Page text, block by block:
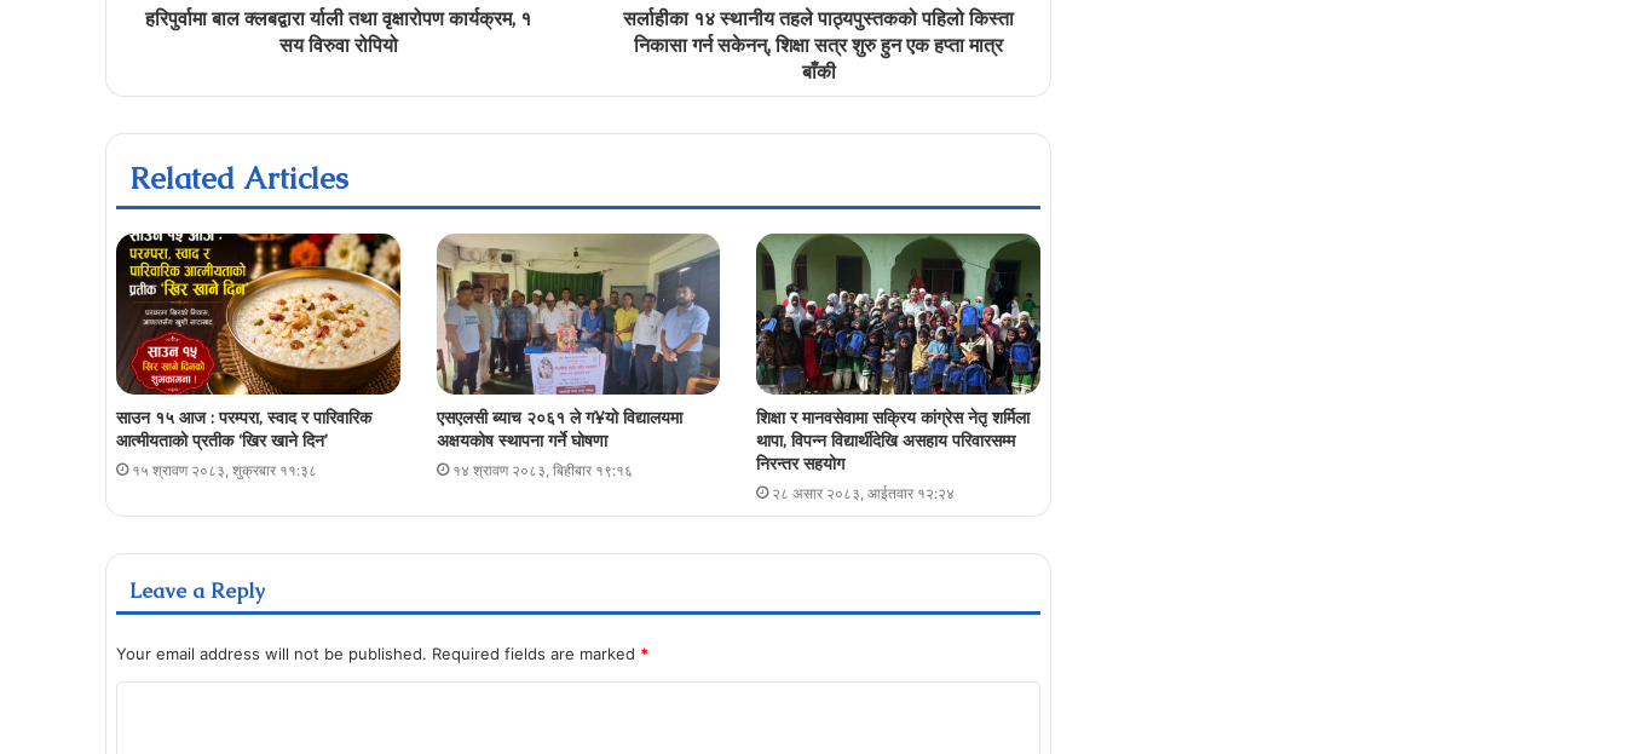
हरिपुर्वामा बाल क्लबद्वारा र्याली तथा वृक्षारोपण कार्यक्रम, १
सय विरुवा रोपियो
सर्लाहीका १४ स्थानीय तहले पाठ्यपुस्तकको पहिलो किस्ता
निकासा गर्न सकेनन्, शिक्षा सत्र शुरु हुन एक हप्ता मात्र
बाँकी
Related Articles
साउन १५ आज : परम्परा, स्वाद र पारिवारिक
आत्मीयताको प्रतीक ‘खिर खाने दिन’
१५ श्रावण २०८३, शुक्रबार ११:३८
एसएलसी ब्याच २०६१ ले ग¥यो विद्यालयमा
अक्षयकोष स्थापना गर्ने घोषणा
१४ श्रावण २०८३, बिहीबार १९:१६
शिक्षा र मानवसेवामा सक्रिय कांग्रेस नेतृ शर्मिला
थापा, विपन्न विद्यार्थीदेखि असहाय परिवारसम्म
निरन्तर सहयोग
२८ असार २०८३, आईतवार १२:२४
Leave a Reply
Your email address will not be published. Required fields are marked *